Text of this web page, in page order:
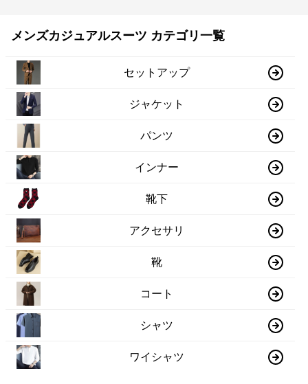
メンズカジュアルスーツ カテゴリ一覧
セットアップ
ジャケット
パンツ
インナー
靴下
アクセサリ
靴
コート
シャツ
ワイシャツ